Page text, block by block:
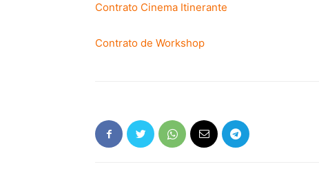
Contrato Cinema Itinerante
Contrato de Workshop